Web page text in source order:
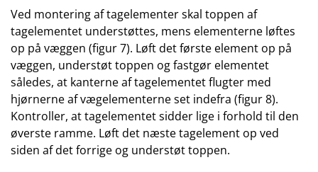
Ved montering af tagelementer skal toppen af
tagelementet understøttes, mens elementerne løftes
op på væggen (figur 7). Løft det første element op på
væggen, understøt toppen og fastgør elementet
således, at kanterne af tagelementet flugter med
hjørnerne af vægelementerne set indefra (figur 8).
Kontroller, at tagelementet sidder lige i forhold til den
øverste ramme. Løft det næste tagelement op ved
siden af det forrige og understøt toppen.